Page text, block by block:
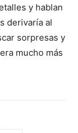
y hablan
derivaría al
sorpresas y
mucho más